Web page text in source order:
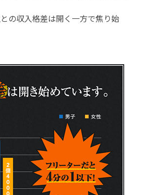
の収入格差は開く一方で焦り始